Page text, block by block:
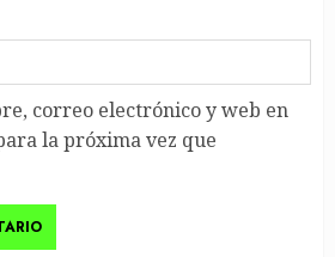
correo electrónico y web en
la próxima vez que